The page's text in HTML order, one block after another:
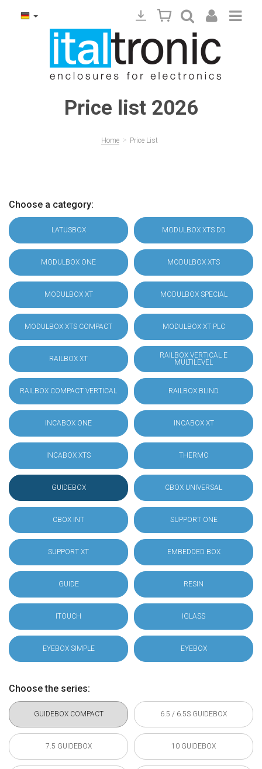
Price list 2026
Home > Price List
Choose a category:
LATUSBOX MODULBOX XTS DD
MODULBOX ONE MODULBOX XTS
MODULBOX XT MODULBOX SPECIAL
MODULBOX XTS COMPACT MODULBOX XT PLC
RAILBOX XT
RAILBOX VERTICAL E
MULTILEVEL
RAILBOX COMPACT VERTICAL RAILBOX BLIND
INCABOX ONE INCABOX XT
INCABOX XTS THERMO
GUIDEBOX CBOX UNIVERSAL
CBOX INT SUPPORT ONE
SUPPORT XT EMBEDDED BOX
GUIDE RESIN
ITOUCH IGLASS
EYEBOX SIMPLE EYEBOX
Choose the series:
GUIDEBOX COMPACT 6.5 / 6.5S GUIDEBOX
7.5 GUIDEBOX 10 GUIDEBOX